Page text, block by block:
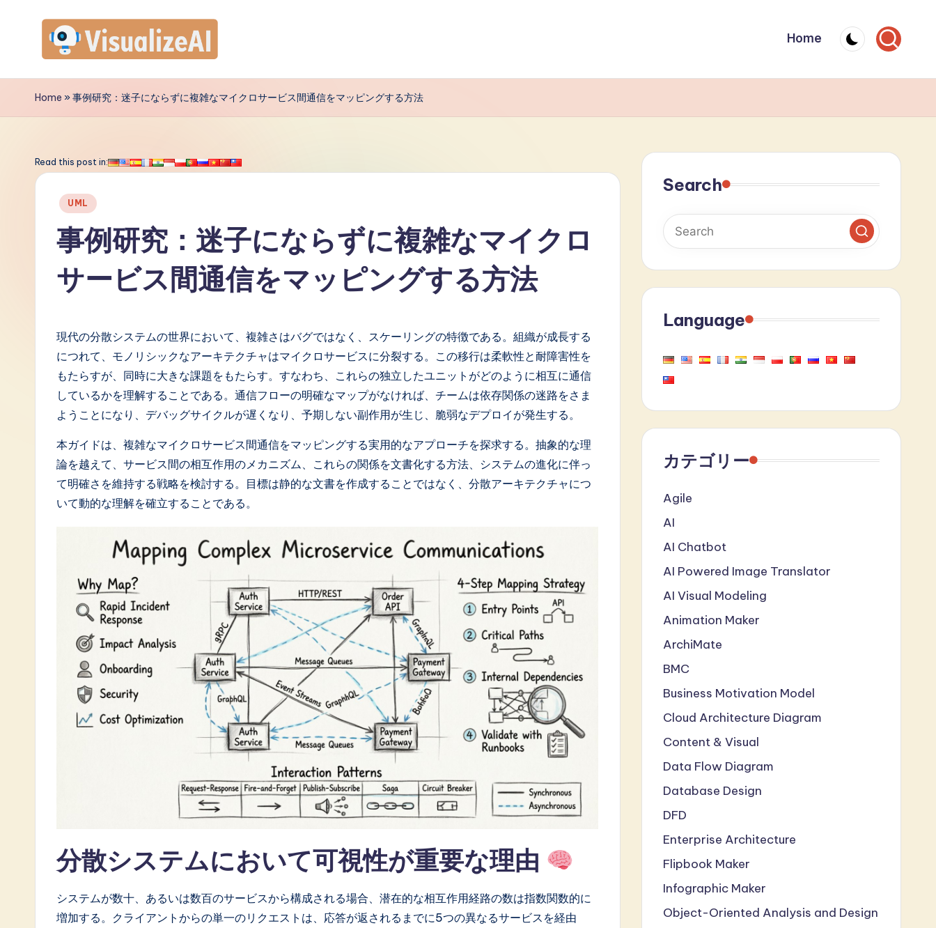
contentV
is
a
A
Home
Home »事例研究：迷子にならずに複雑なマイクロサービス間通信をマッピングする方法
Read this post in:
Posted
UML
事例研究：迷子にならずに複雑なマイクロ
サービス間通信をマッピングする方法
現代の分散システムの世界において、複雑さはバグではなく、スケーリングの特徴である。組織が成長する
につれて、モノリシックなアーキテクチャはマイクロサービスに分裂する。この移行は柔軟性と耐障害性を
もたらすが、同時に大きな課題をもたらす。すなわち、これらの独立したユニットがどのように相互に通信
しているかを理解することである。通信フローの明確なマップがなければ、チームは依存関係の迷路をさま
ようことになり、デバッグサイクルが遅くなり、予期しない副作用が生じ、脆弱なデプロイが発生する。
本ガイドは、複雑なマイクロサービス間通信をマッピングする実用的なアプローチを探求する。抽象的な理
論を越えて、サービス間の相互作用のメカニズム、これらの関係を文書化する方法、システムの進化に伴っ
て明確さを維持する戦略を検討する。目標は静的な文書を作成することではなく、分散アーキテクチャにつ
いて動的な理解を確立することである。
分散システムにおいて可視性が重要な理由
システムが数十、あるいは数百のサービスから構成される場合、潜在的な相互作用経路の数は指数関数的に
増加する。クライアントからの単一のリクエストは、応答が返されるまでに5つの異なるサービスを経由
Search
Language
カテゴリー
Agile
AI
AI Chatbot
AI Powered Image Translator
AI Visual Modeling
Animation Maker
ArchiMate
BMC
Business Motivation Model
Cloud Architecture Diagram
Content & Visual
Data Flow Diagram
Database Design
DFD
Enterprise Architecture
Flipbook Maker
Infographic Maker
Object-Oriented Analysis and Design